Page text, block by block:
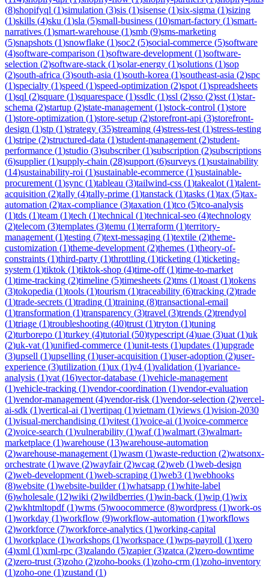
(8)shopifyql (1)simulation (3)sis (1)sisense (1)six-sigma (1)sizing
(1)skills (4)sku (1)sla (5)small-business (10)smart-factory (1)smart-
narratives (1)smart-warehouse (1)smb (9)sms-marketing
(5)snapshots (1)snowflake (1)soc2 (5)social-commerce (5)software
(4)software-comparison (1)software-development (1)software-
selection (2)software-stack (1)solar-energy (1)solutions (1)sop
(2)south-africa (3)south-asia (1)south-korea (1)southeast-asia (2)spc
(1)specialty (1)speed (1)speed-optimization (2)spot (1)spreadsheets
(1)sql (2)square (1)squarespace (1)ssdlc (1)ssl (2)sso (2)sst (1)star-
schema (2)startup (2)state-management (1)stock-control (1)store
(1)store-optimization (1)store-setup (2)storefront-api (3)storefront-
design (1)stp (1)strategy (35)streaming (4)stress-test (1)stress-testing
(1)stripe (2)structured-data (1)student-management (2)student-
performance (1)studio (3)subscriber(1)subscription (2)subscriptions
(6)supplier(1)supply-chain (28)support (6)surveys (1)sustainability
(14)sustainability-roi (1)sustainable-ecommerce (1)sustainable-
procurement (1)sync (1)tableau (3)tailwind-css (1)takealot (1)talent-
acquisition (2)tally (4)tally-prime (1)tanstack (1)tasks (1)tax (5)tax-
automation (2)tax-compliance (3)taxation (1)tco (5)tco-analysis
(1)tds (1)team (1)tech (1)technical (1)technical-seo (4)technology
(2)telecom (3)templates (3)temu (1)terraform (1)territory-
management (1)testing (7)text-messaging (1)textile (2)theme-
customization (1)theme-development (2)themes (1)theory-of-
constraints (1)third-party (1)throttling (1)ticketing (1)ticketing-
system (1)tiktok (1)tiktok-shop (4)time-off(1)time-to-market
(1)time-tracking (2)timeline (5)timesheets (2)tms (1)toast (1)tokens
(3)tokopedia (1)tools (1)tourism (1)traceability (6)tracking (2)trade
(1)trade-secrets (1)trading (1)training (8)transactional-email
(1)transformation (1)transparency (3)travel (3)trends (2)trendyol
(1)triage (1)troubleshooting (40)trust (1)tryton (1)tuning
(2)turborepo (1)turkey (4)tutorial (50)typescript (4)uae (3)uat (1)uk
(2)uk-vat (1)unified-commerce (1)unit-tests (1)updates (1)upgrade
(3)upsell (1)upselling (1)user-acquisition (1)user-adoption (2)user-
experience (3)utilization (1)ux (1)v4 (1)validation (1)variance-
analysis (1)vat (16)vector-database (1)vehicle-management
(1)vehicle-tracking (1)vendor-coordination (1)vendor-evaluation
(1)vendor-management (4)vendor-risk (1)vendor-selection (2)vercel-
ai-sdk (1)vertical-ai (1)vertipaq (1)vietnam (1)views (1)vision-2030
(1)visual-merchandising (1)vitest (1)voice-ai (1)voice-commerce
(2)voice-search (1)vulnerability (1)waf(1)walmart (3)walmart-
marketplace (1)warehouse (13)warehouse-automation
(2)warehouse-management (1)wasm (1)waste-reduction (2)watsonx-
orchestrate (1)wave (2)wayfair(2)wcag (2)web (1)web-design
(2)web-development (1)web-scraping (1)web3 (1)webhooks
(8)website (1)website-builder(1)whatsapp (1)white-label
(6)wholesale (12)wiki (2)wildberries (1)win-back (1)wip (1)wix
(2)wkhtmltopdf(1)wms (5)woocommerce (8)wordpress (1)work-os
(1)workday (1)workflow (9)workflow-automation (1)workflows
(2)workforce (7)workforce-analytics (1)working-capital
(1)workplace (1)workshops (1)workspace (1)wps-payroll (1)xero
(4)xml (1)xml-rpc (3)zalando (5)zapier(3)zatca (2)zero-downtime
(2)zero-trust (3)zoho (2)zoho-books (1)zoho-crm (1)zoho-inventory
(1)zoho-one (1)zustand (1)